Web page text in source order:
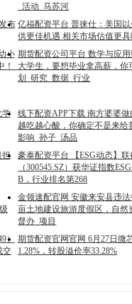
_活动_马苏河
布 亿福配资平台 普徕仕：美国
供更佳机遇 相关市场估值更
小
_
期货配资公司平台 数学与应
大学生，要想毕业拿高薪，你
划_研究_数据_行业
学
线下配资APP下载 南方婆婆
越吃越心酸，你确定不是来给
影响_孙子_汤品
担
豪泰配资平台 【ESG动态】
（300545.SZ）获华证指数
B，行业排名第268
金领速配官网 安徽来安县违法
亩土地建设旅游度假区，自然
督办_项目
）
交
期货配资官网官网 6月27日微
1.28%，转股溢价率33.28%